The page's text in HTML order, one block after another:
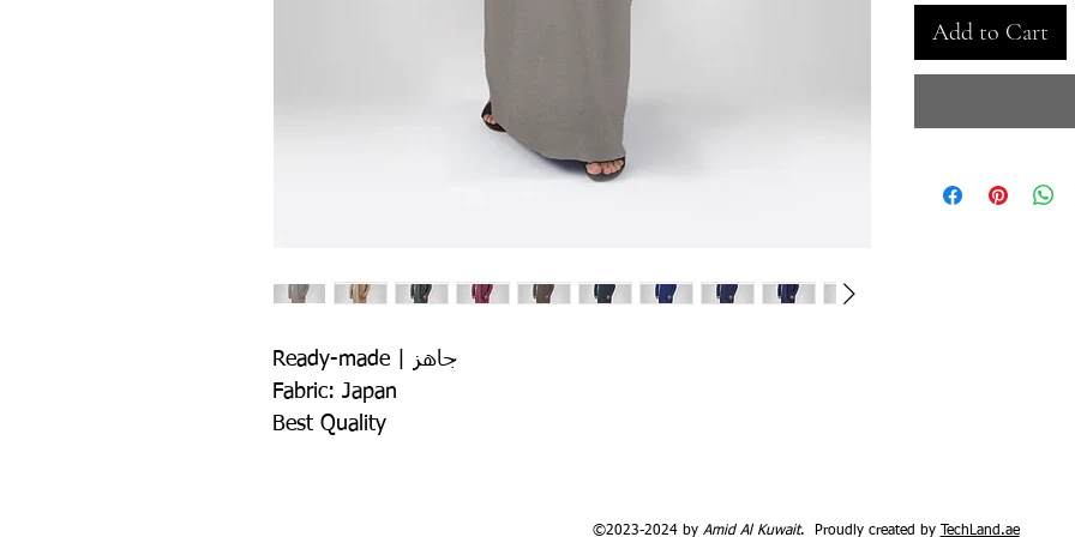
Ready-made | جاهز
Fabric: Japan
Best Quality
Add to Cart
©2023-2024 by Amid Al Kuwait. Proudly created by TechLand.ae